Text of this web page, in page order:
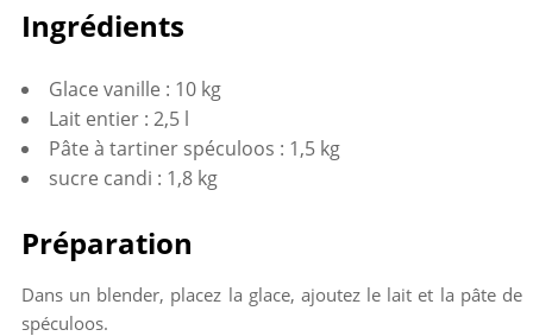
sur
Google+
it
Ingrédients
Glace vanille : 10 kg
Lait entier : 2,5 l
Pâte à tartiner spéculoos : 1,5 kg
sucre candi : 1,8 kg
Préparation
Dans un blender, placez la glace, ajoutez le lait et la pâte de
spéculoos.